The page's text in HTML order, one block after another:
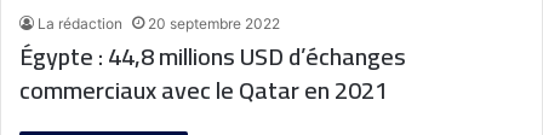
La rédaction 20 septembre 2022
Égypte : 44,8 millions USD d’échanges
commerciaux avec le Qatar en 2021